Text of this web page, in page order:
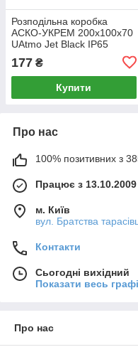
Розподільна коробка
АСКО-УКРЕМ 200x100x70
UAtmo Jet Black IP65
177 ₴
Купити
Про нас
100% позитивних з
Працює з 13.10.2009
м. Київ
вул. Братства
Контакти
Сьогодні вихідний
Показати весь
Про нас